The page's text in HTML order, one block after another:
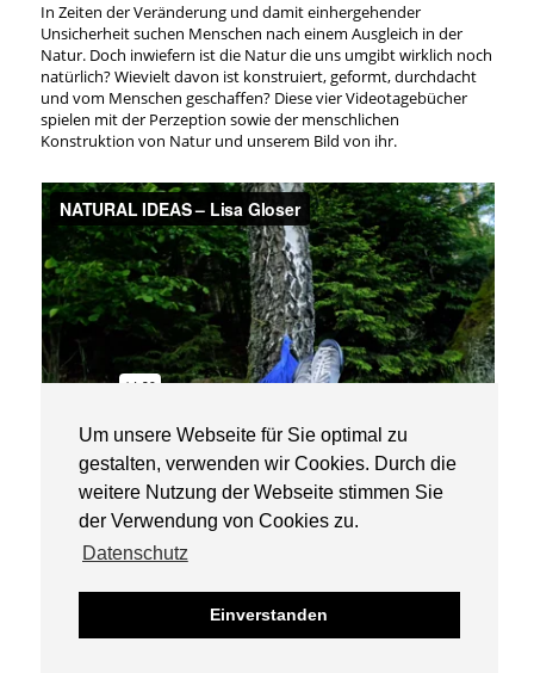
Um unsere Webseite für Sie optimal zu
gestalten, verwenden wir Cookies. Durch die
weitere Nutzung der Webseite stimmen Sie
der Verwendung von Cookies zu.
Datenschutz
Einverstanden
In Zeiten der Veränderung und damit einhergehender
Unsicherheit suchen Menschen nach einem Ausgleich in der
Natur. Doch inwiefern ist die Natur die uns umgibt wirklich noch
natürlich? Wievielt davon ist konstruiert, geformt, durchdacht
und vom Menschen geschaffen? Diese vier Videotagebücher
spielen mit der Perzeption sowie der menschlichen
Konstruktion von Natur und unserem Bild von ihr.
© Lisa Gloser, 2020
Universität der Künste Berlin